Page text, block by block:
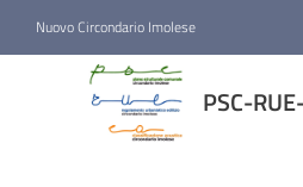
Nuovo Circondario Imolese
PSC-
PSC-
RUE-
CA